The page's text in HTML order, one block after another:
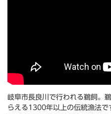
岐阜市長良川で行われる鵜飼。
らえる1300年以上の伝統漁法